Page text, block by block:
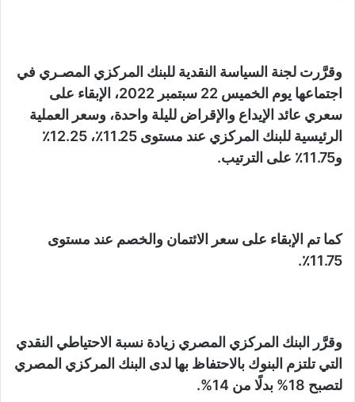
وقرَّرت لجنة السياسة النقدية للبنك المركزي المصـري في
اجتماعها يوم الخميس 22 سبتمبر 2022، الإبقاء على
سعري عائد الإيداع والإقراض لليلة واحدة، وسعر العملية
الرئيسية للبنك المركزي عند مستوى 11.25٪، 12.25٪
و11.75٪ على الترتيب.
كما تم الإبقاء على سعر الائتمان والخصم عند مستوى
11.75٪.
وقرَّر البنك المركزي المصري زيادة نسبة الاحتياطي النقدي
التي تلتزم البنوك بالاحتفاظ بها لدى البنك المركزي المصري
لتصبح 18% بدلًا من 14%.